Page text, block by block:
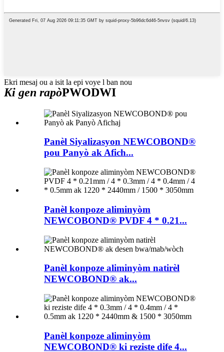
Ekri mesaj ou a isit la epi voye l ban nou
Ki gen rapòPWODWI
Panèl Siyalizasyon NEWCOBOND®
pou Panyò ak Afich...
Panèl konpoze aliminyòm
NEWCOBOND® PVDF 4 * 0.21...
Panèl konpoze aliminyòm natirèl
NEWCOBOND® ak...
Panèl konpoze aliminyòm
NEWCOBOND® ki reziste dife 4...